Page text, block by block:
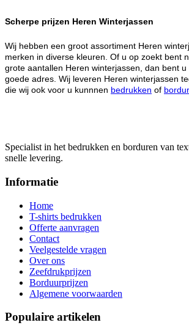
Scherpe prijzen Heren Winterjassen
Wij hebben een groot assortiment Heren
merken in diverse kleuren. Of u op zoekt bent
grote aantallen Heren winterjassen, dan bent
goede adres. Wij leveren Heren winterjassen
die wij ook voor u kunnnen bedrukken of
Specialist in het bedrukken en borduren van
snelle levering.
Informatie
Home
T-shirts bedrukken
Offerte aanvragen
Contact
Veelgestelde vragen
Over ons
Zeefdrukprijzen
Borduurprijzen
Algemene voorwaarden
Populaire artikelen